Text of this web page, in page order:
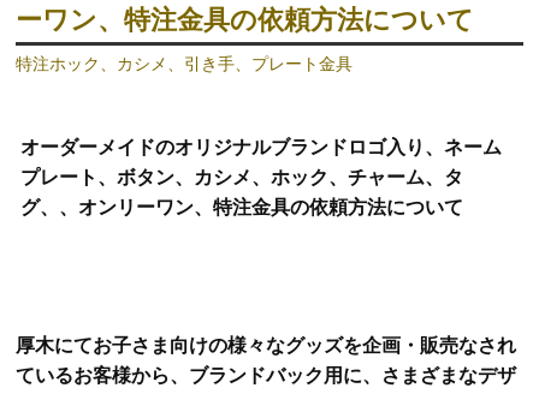
ーワン、特注金具の依頼方法について
特注ホック、カシメ、引き手、プレート金具
オーダーメイドのオリジナルブランドロゴ入り、ネーム
プレート、ボタン、カシメ、ホック、チャーム、タ
グ、、オンリーワン、特注金具の依頼方法について
厚木にてお子さま向けの様々なグッズを企画・販売なされ
ているお客様から、ブランドバック用に、さまざまなデザ